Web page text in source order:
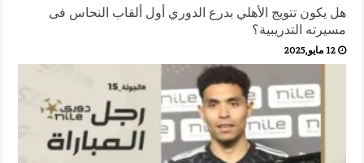
هل يكون تتويج الأهلي بدرع الدوري أول ألقاب النحاس فى
مسيرته التدريبية؟
12 مايو,2025